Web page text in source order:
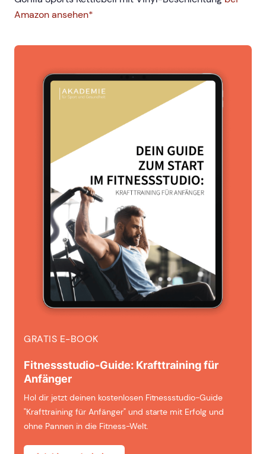
Amazon ansehen*
GRATIS E-BOOK
Fitnessstudio-Guide: Krafttraining für
Anfänger
Hol dir jetzt deinen kostenlosen Fitnessstudio-Guide
"Krafttraining für Anfänger" und starte mit Erfolg und
ohne Pannen in die Fitness-Welt.